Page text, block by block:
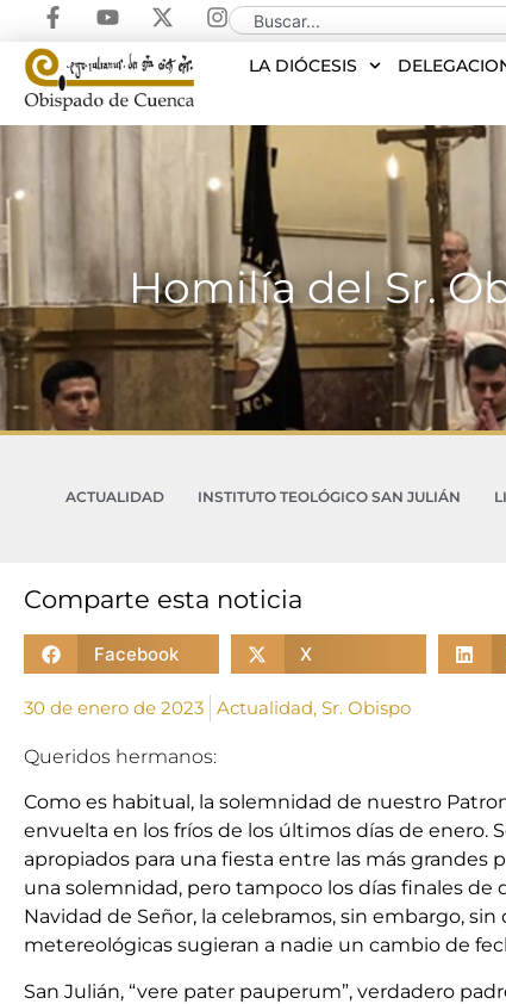
LA DIÓCESIS
Homilía del Sr.
ACTUALIDAD INSTITUTO TEOLÓGICO SAN JULIÁN
Comparte esta noticia
Facebook X
30 de enero de 2023 Actualidad, Sr. Obispo
Queridos hermanos:
Como es habitual, la solemnidad de nuestro
envuelta en los fríos de los últimos días de enero.
apropiados para una fiesta entre las más grandes
una solemnidad, pero tampoco los días finales de
Navidad de Señor, la celebramos, sin embargo,
metereológicas sugieran a nadie un cambio de
San Julián, “vere pater pauperum”, verdadero